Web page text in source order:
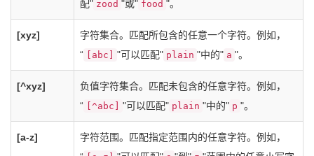
配" zood "或" food "。
[xyz]
字符集合。匹配所包含的任意一个字符。例如，
“
[abc] "可以匹配" plain "中的" a "。
[^xyz]
负值字符集合。匹配未包含的任意字符。例如，
“
[^abc] "可以匹配" plain "中的" p "。
[a-z]
字符范围。匹配指定范围内的任意字符。例如，